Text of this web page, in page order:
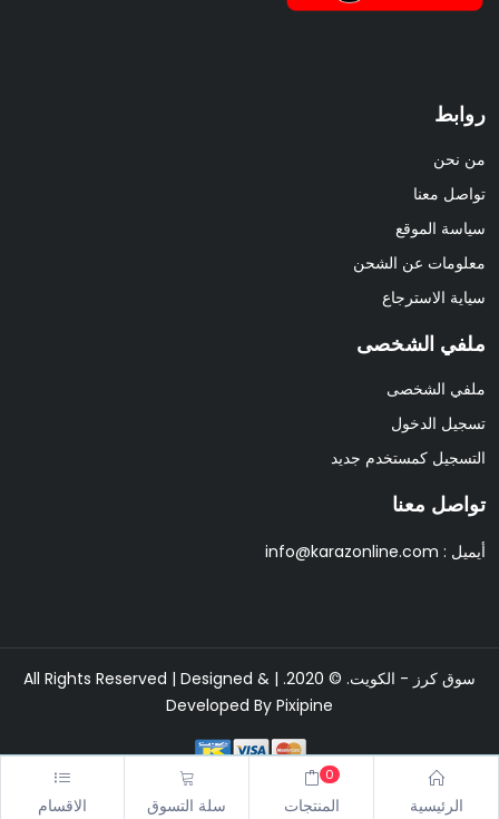
الرئيسية المنتجات
0
سلة التسوق الاقسام
روابط
من نحن
تواصل معنا
سياسة الموقع
معلومات عن الشحن
سياية الاسترجاع
ملفي الشخصى
ملفي الشخصى
تسجيل الدخول
التسجيل كمستخدم جديد
تواصل معنا
أيميل : info@karazonline.com
سوق كرز - الكويت. © 2020. | All Rights Reserved | Designed &
Developed By Pixipine
قد تكتمل عملية الدفع في ثلاث الي خمس دقائق برجاء الانتظار وعدم اغلاق